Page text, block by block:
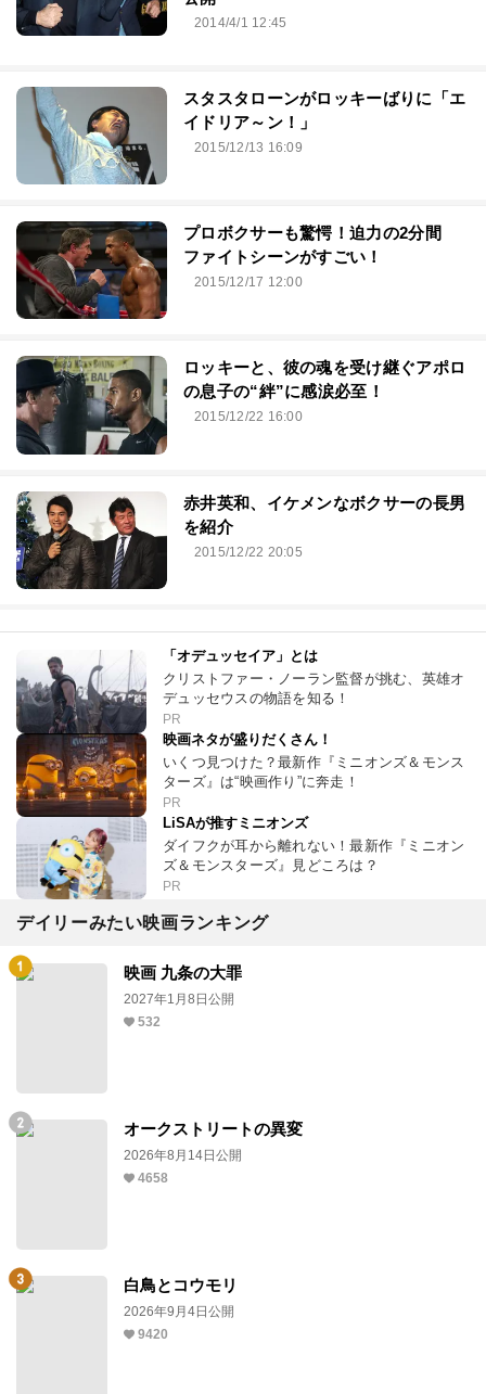
2014/4/1 12:45
スタスタローンがロッキーばりに「エ
イドリア～ン！」
2015/12/13 16:09
プロボクサーも驚愕！迫力の2分間
ファイトシーンがすごい！
2015/12/17 12:00
ロッキーと、彼の魂を受け継ぐアポロ
の息子の“絆”に感涙必至！
2015/12/22 16:00
赤井英和、イケメンなボクサーの長男
を紹介
2015/12/22 20:05
「オデュッセイア」とは
クリストファー・ノーラン監督が挑む、英雄オ
デュッセウスの物語を知る！
PR
映画ネタが盛りだくさん！
いくつ見つけた？最新作『ミニオンズ＆モンス
ターズ』は“映画作り”に奔走！
PR
LiSAが推すミニオンズ
ダイフクが耳から離れない！最新作『ミニオン
ズ＆モンスターズ』見どころは？
PR
デイリーみたい映画ランキング
映画 九条の大罪
2027年1月8日公開
532
オークストリートの異変
2026年8月14日公開
4658
白鳥とコウモリ
2026年9月4日公開
9420